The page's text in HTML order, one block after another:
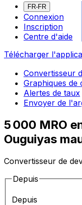
FR-FR
Connexion
Inscription
Centre d'aide
Télécharger
Convertisseur
Graphiques de
Alertes de taux
Envoyer de
5 000 MRO
Ouguiyas
Convertisseur de
Depuis
Depuis